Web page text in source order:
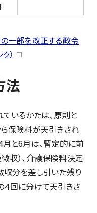
一部を改正する政令
）
法
いるかたは、原則と
保険料が天引きされ
と6月は、暫定的に前
収）、介護保険料決定
収分を差し引いた残り
４回に分けて天引きさ